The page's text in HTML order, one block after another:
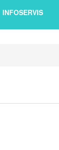
INFOSERVIS